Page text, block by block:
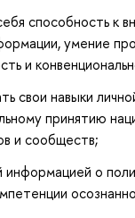
способность к
умение
и
свои навыки
принятию
и сообществ;
информацией о